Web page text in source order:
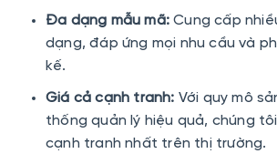
Đa dạng mẫu mã: Cung cấp
dạng, đáp ứng mọi nhu cầu và
kế.
Giá cả cạnh tranh: Với quy mô
thống quản lý hiệu quả, chúng
cạnh tranh nhất trên thị trường.